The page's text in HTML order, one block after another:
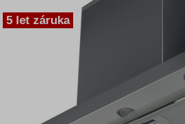
5 let záruka